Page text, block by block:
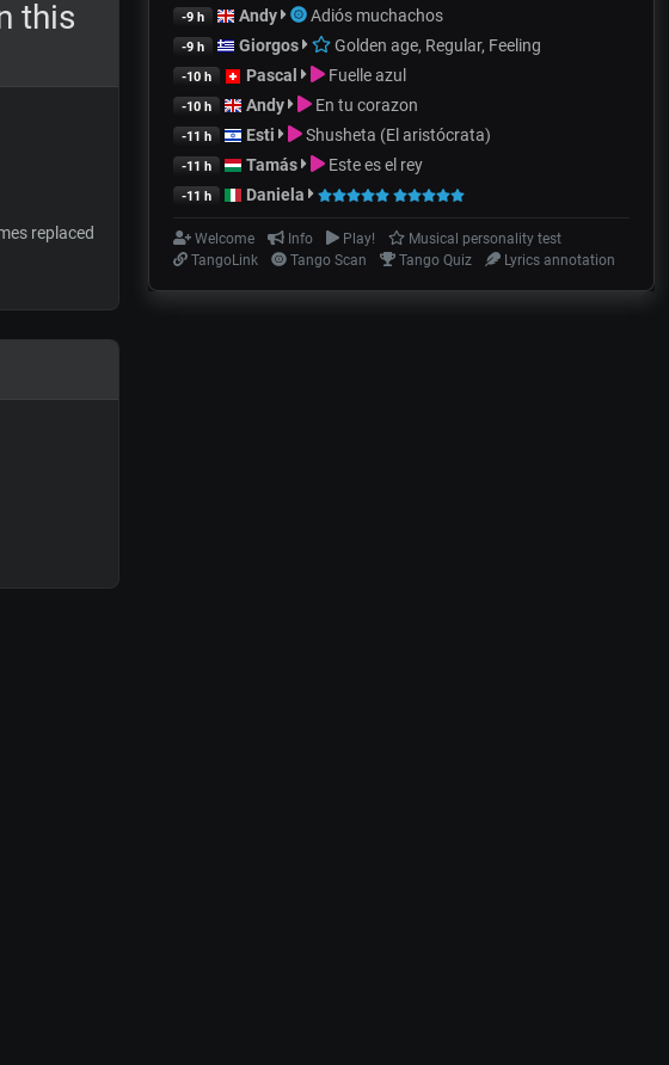
this
replaced
-9 h Andy Adiós muchachos
-9 h Giorgos Golden age, Regular, Feeling
-10 h Pascal Fuelle azul
-10 h Andy En tu corazon
-11 h Esti Shusheta (El aristócrata)
-11 h Tamás Este es el rey
-11 h Daniela
Welcome Info Play!
Musical personality test
TangoLink
Tango Scan Tango Quiz Lyrics annotation